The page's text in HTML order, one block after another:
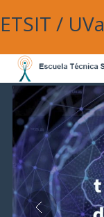
ETSIT / UVa